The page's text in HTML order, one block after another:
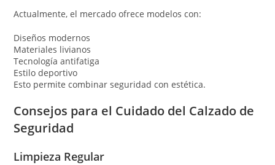
Actualmente, el mercado ofrece modelos con:
Diseños modernos
Materiales livianos
Tecnología antifatiga
Estilo deportivo
Esto permite combinar seguridad con estética.
Consejos para el Cuidado del Calzado de
Seguridad
Limpieza Regular